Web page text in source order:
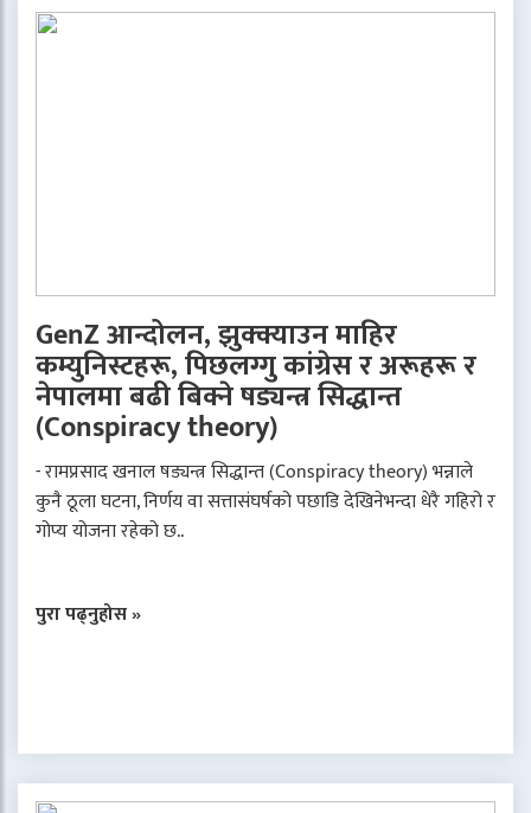
GenZ आन्दोलन, झुक्क्याउन माहिर
कम्युनिस्टहरू, पिछलग्गु कांग्रेस र अरूहरू र
नेपालमा बढी बिक्ने षड्यन्त्र सिद्धान्त
(Conspiracy theory)
- रामप्रसाद खनाल षड्यन्त्र सिद्धान्त (Conspiracy theory) भन्नाले
कुनै ठूला घटना, निर्णय वा सत्तासंघर्षको पछाडि देखिनेभन्दा धेरै गहिरो र
गोप्य योजना रहेको छ..
पुरा पढ्नुहोस »